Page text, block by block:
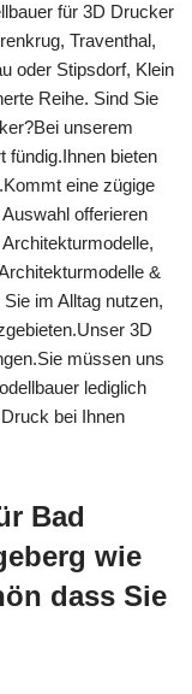
für 3D Drucker
Traventhal,
oder Stipsdorf, Klein
Reihe. Sind Sie
unserem
fündig.Ihnen bieten
eine zügige
offerieren
&
im Alltag nutzen,
3D
müssen uns
lediglich
bei Ihnen
Bad
wie
dass Sie